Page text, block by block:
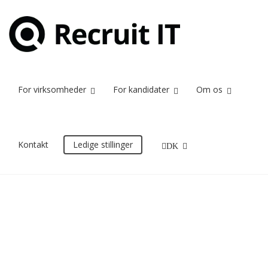
For virksomheder For kandidater Om os
Kontakt Ledige stillinger DK
DHL